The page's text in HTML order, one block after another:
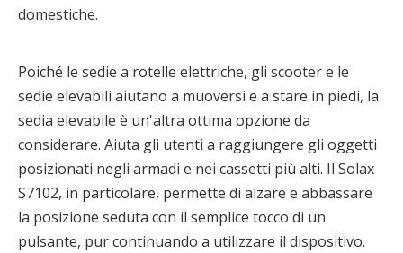
domestiche.
Poiché le sedie a rotelle elettriche, gli scooter e le
sedie elevabili aiutano a muoversi e a stare in piedi, la
sedia elevabile è un'altra ottima opzione da
considerare. Aiuta gli utenti a raggiungere gli oggetti
posizionati negli armadi e nei cassetti più alti. Il Solax
S7102, in particolare, permette di alzare e abbassare
la posizione seduta con il semplice tocco di un
pulsante, pur continuando a utilizzare il dispositivo.